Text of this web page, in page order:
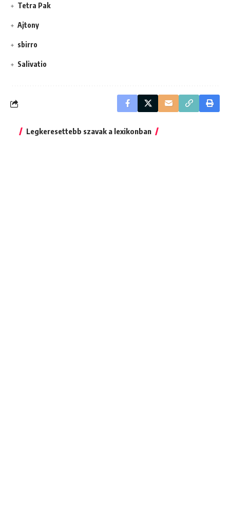
Tetra Pak
Ajtony
sbirro
Salivatio
Legkeresettebb szavak a lexikonban